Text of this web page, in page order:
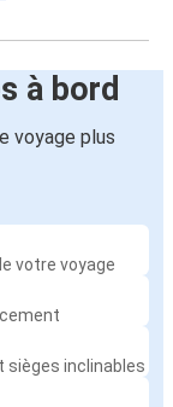
à bord
voyage plus
votre voyage
sièges inclinables